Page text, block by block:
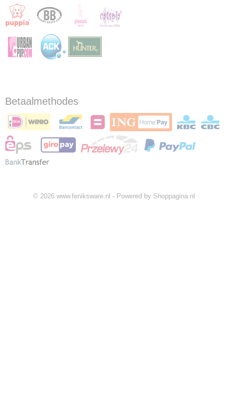
Betaalmethodes
© 2026 www.feniksware.nl - Powered by Shoppagina.nl